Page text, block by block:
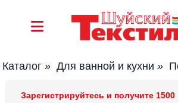
Каталог » Для ванной и кухни »
Зарегистрируйтесь и получите 1500